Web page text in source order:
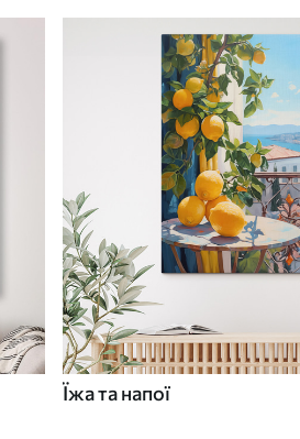
Їжа та напої